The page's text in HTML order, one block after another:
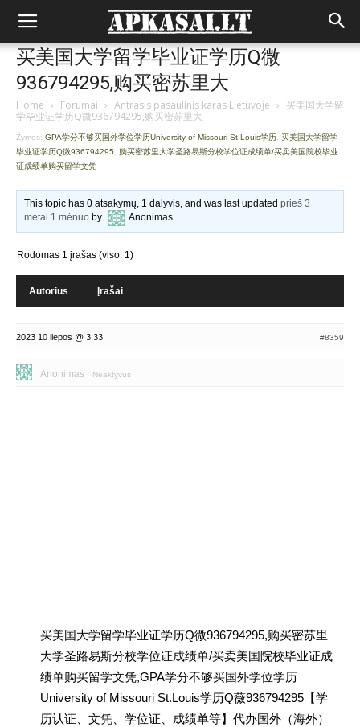
买美国大学留学毕业证学历Q微
936794295,购买密苏里大
Home › Forumai › Antrasis pasaulinis karas Lietuvoje › 买美国大学留
学毕业证学历Q微936794295,购买密苏里大
Žymos: GPA学分不够买国外学位学历University of Missouri St.Louis学历 买美国大学留学
毕业证学历Q微936794295
购买密苏里大学圣路易斯分校学位证成绩单/买卖美国院校毕业
证成绩单购买留学文凭
This topic has 0 atsakymų, 1 dalyvis, and was last updatedprieš 3
metai 1 mėnuo by Anonimas.
Rodomas 1 įrašas (viso: 1)
Autorius Įrašai
2023 10 liepos @ 3:33 #8359
Anonimas Neaktyvus
买美国大学留学毕业证学历Q微936794295,购买密苏里
大学圣路易斯分校学位证成绩单/买卖美国院校毕业证成
绩单购买留学文凭,GPA学分不够买国外学位学历
University of Missouri St.Louis学历Q薇936794295【学
历认证、文凭、学位证、成绩单等】代办国外（海外）